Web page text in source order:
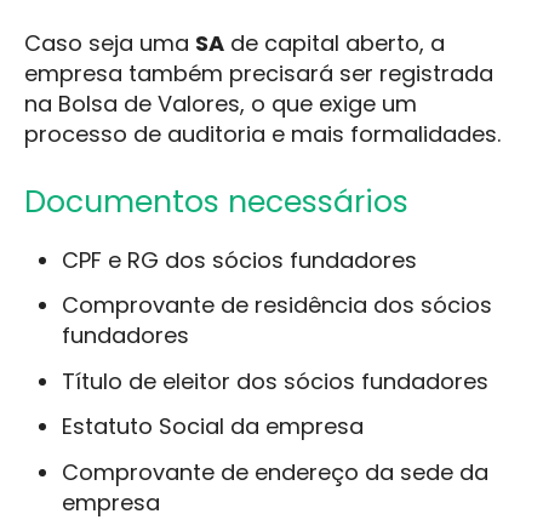
Caso seja uma SA de capital aberto, a
empresa também precisará ser registrada
na Bolsa de Valores, o que exige um
processo de auditoria e mais formalidades.
Documentos necessários
CPF e RG dos sócios fundadores
Comprovante de residência dos sócios
fundadores
Título de eleitor dos sócios fundadores
Estatuto Social da empresa
Comprovante de endereço da sede da
empresa